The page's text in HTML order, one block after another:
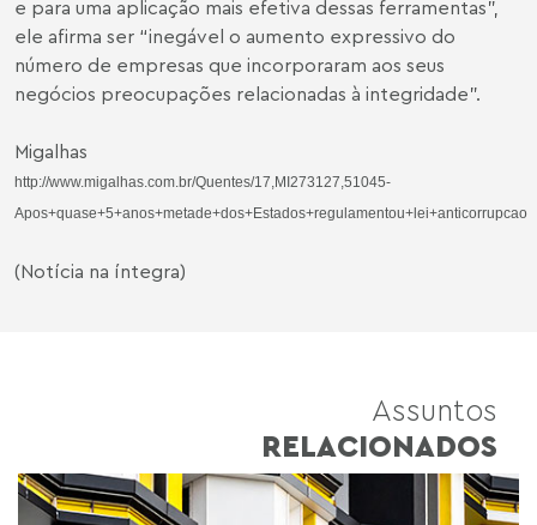
e para uma aplicação mais efetiva dessas ferramentas”,
ele afirma ser “inegável o aumento expressivo do
número de empresas que incorporaram aos seus
negócios preocupações relacionadas à integridade”.
Migalhas
http://www.migalhas.com.br/Quentes/17,MI273127,51045-
Apos+quase+5+anos+metade+dos+Estados+regulamentou+lei+anticorrupcao
(Notícia na íntegra)
Assuntos
RELACIONADOS